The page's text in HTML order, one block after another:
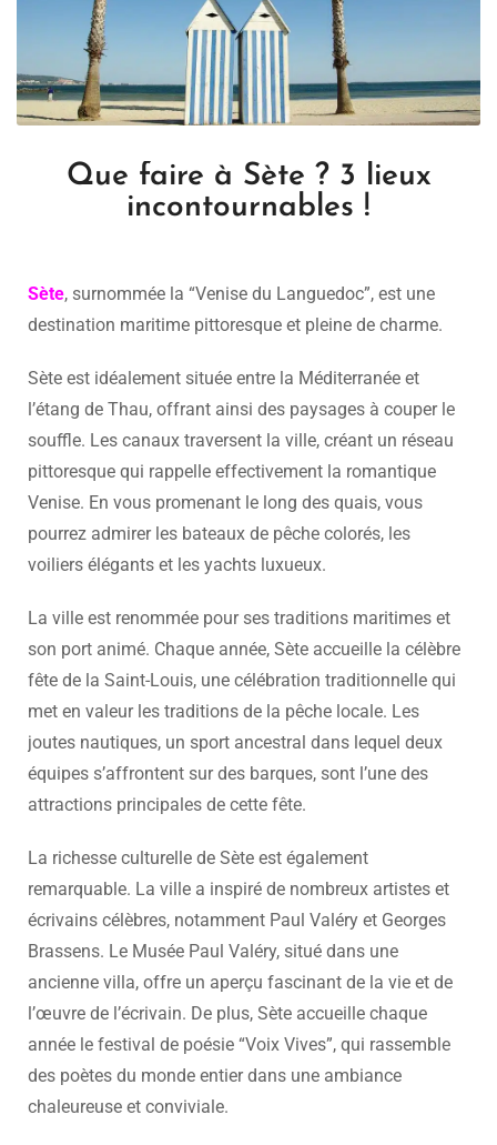
Que faire à Sète ? 3 lieux
incontournables !
Sète, surnommée la “Venise du Languedoc”, est une
destination maritime pittoresque et pleine de charme.
Sète est idéalement située entre la Méditerranée et
l’étang de Thau, offrant ainsi des paysages à couper le
souffle. Les canaux traversent la ville, créant un réseau
pittoresque qui rappelle effectivement la romantique
Venise. En vous promenant le long des quais, vous
pourrez admirer les bateaux de pêche colorés, les
voiliers élégants et les yachts luxueux.
La ville est renommée pour ses traditions maritimes et
son port animé. Chaque année, Sète accueille la célèbre
fête de la Saint-Louis, une célébration traditionnelle qui
met en valeur les traditions de la pêche locale. Les
joutes nautiques, un sport ancestral dans lequel deux
équipes s’affrontent sur des barques, sont l’une des
attractions principales de cette fête.
La richesse culturelle de Sète est également
remarquable. La ville a inspiré de nombreux artistes et
écrivains célèbres, notamment Paul Valéry et Georges
Brassens. Le Musée Paul Valéry, situé dans une
ancienne villa, offre un aperçu fascinant de la vie et de
l’œuvre de l’écrivain. De plus, Sète accueille chaque
année le festival de poésie “Voix Vives”, qui rassemble
des poètes du monde entier dans une ambiance
chaleureuse et conviviale.